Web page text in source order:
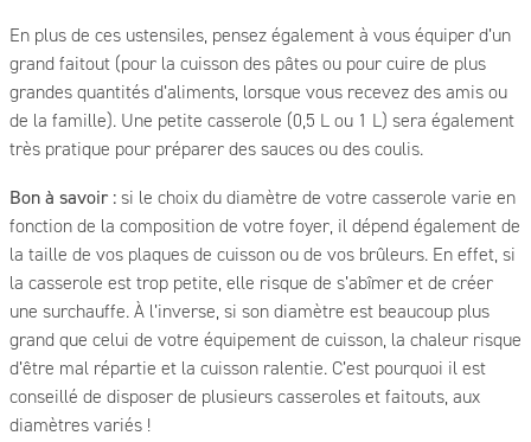
En plus de ces ustensiles, pensez également à vous équiper d’un
grand faitout (pour la cuisson des pâtes ou pour cuire de plus
grandes quantités d’aliments, lorsque vous recevez des amis ou
de la famille). Une petite casserole (0,5 L ou 1 L) sera également
très pratique pour préparer des sauces ou des coulis.
Bon à savoir : si le choix du diamètre de votre casserole varie en
fonction de la composition de votre foyer, il dépend également de
la taille de vos plaques de cuisson ou de vos brûleurs. En effet, si
la casserole est trop petite, elle risque de s’abîmer et de créer
une surchauffe. À l’inverse, si son diamètre est beaucoup plus
grand que celui de votre équipement de cuisson, la chaleur risque
d’être mal répartie et la cuisson ralentie. C’est pourquoi il est
conseillé de disposer de plusieurs casseroles et faitouts, aux
diamètres variés !